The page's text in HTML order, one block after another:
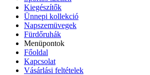
Kiegészítők
Ünnepi kollekció
Napszemüvegek
Fürdőruhák
Menüpontok
Főoldal
Kapcsolat
Vásárlási feltételek